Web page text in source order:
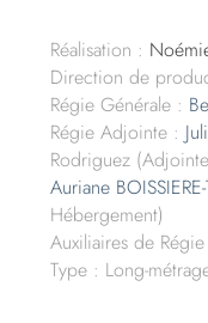
Réalisation :
Direction de
Régie Générale :
Régie Adjointe :
Rodriguez
Auriane
Hébergement)
Auxiliaires de
Type : Long-